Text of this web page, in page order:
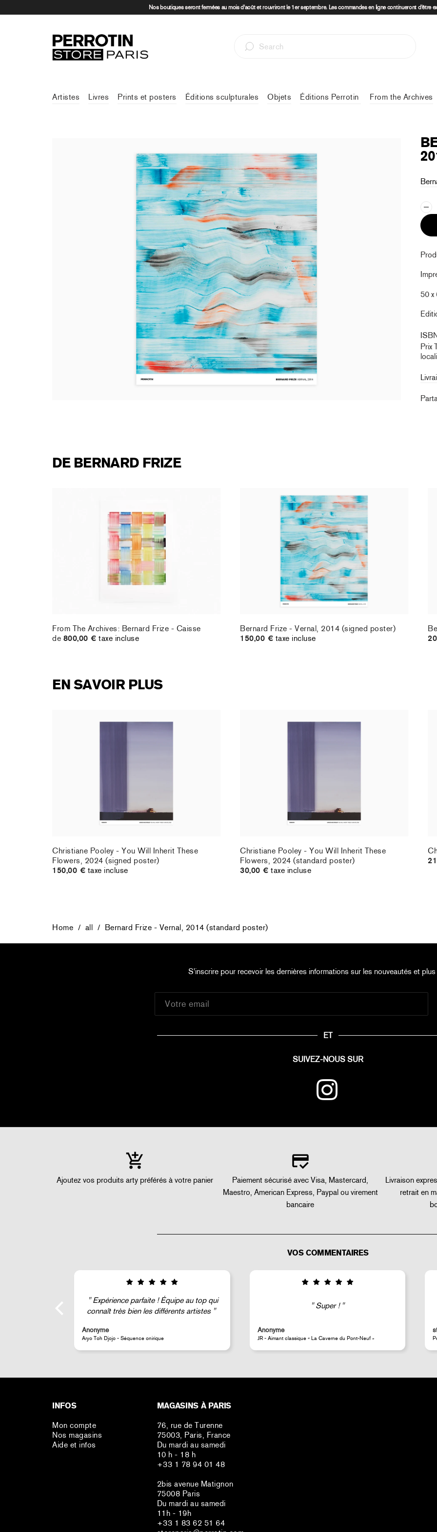
Nos boutiques seront fermées au mois d'août et rouvriront le 1er septembre. Les commandes en ligne continueront d'être
Artistes Livres Prints et posters Éditions sculpturales Objets Éditions Perrotin From the Archives
50 x
Prix
DE BERNARD FRIZE
taxe incluse
From The Archives: Bernard Frize - Caisse
de 800,00 € taxe incluse
Bernard Frize - Vernal, 2014 (signed poster)
taxe incluse
Bernard Frize - Vernal, 2014 (signed poster)
150,00 € taxe incluse
EN SAVOIR PLUS
Christiane Pooley - You Will Inherit These
Christiane Pooley - You Will Inherit These
Flowers, 2024 (signed poster)
150,00 € taxe incluse
Christiane Pooley - You Will Inherit These
Christiane Pooley - You Will Inherit These
Flowers, 2024 (standard poster)
30,00 € taxe incluse
Home / all / Bernard Frize - Vernal, 2014 (standard poster)
S'inscrire pour recevoir les dernières informations sur les nouveautés et
ET
SUIVEZ-NOUS SUR
Ajoutez vos produits arty préférés à votre panier
Paiement sécurisé avec Visa, Mastercard,
Maestro, American Express, Paypal ou virement
bancaire
Livraison
retrait en
VOS COMMENTAIRES
Super !
Anonyme
JR - Aimant classique « La Caverne du Pont-Neuf »
Good selection of fairly rare products;
very fast shipping (within 24 hours) and
steeven d.
Perrotin Store Paris
INFOS
Mon compte
Nos magasins
Aide et infos
MAGASINS À PARIS
76, rue de Turenne
75003, Paris, France
Du mardi au samedi
10 h - 18 h
+33 1 78 94 01 48
2bis avenue Matignon
75008 Paris
Du mardi au samedi
11h - 19h
+33 1 83 62 51 64